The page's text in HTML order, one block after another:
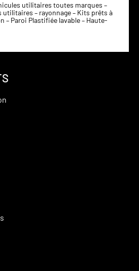
utilitaires toutes marques –
utilitaires – rayonnage – Kits prêts à
– Paroi Plastifiée lavable – Haute-